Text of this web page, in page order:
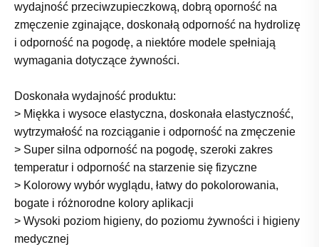
wydajność przeciwzupieczkową, dobrą oporność na
zmęczenie zginające, doskonałą odporność na hydrolizę
i odporność na pogodę, a niektóre modele spełniają
wymagania dotyczące żywności.
Doskonała wydajność produktu:
> Miękka i wysoce elastyczna, doskonała elastyczność,
wytrzymałość na rozciąganie i odporność na zmęczenie
> Super silna odporność na pogodę, szeroki zakres
temperatur i odporność na starzenie się fizyczne
> Kolorowy wybór wyglądu, łatwy do pokolorowania,
bogate i różnorodne kolory aplikacji
> Wysoki poziom higieny, do poziomu żywności i higieny
medycznej